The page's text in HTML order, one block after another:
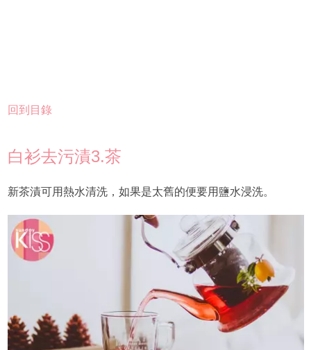
回到目錄
白衫去污漬3.茶
新茶漬可用熱水清洗，如果是太舊的便要用鹽水浸洗。